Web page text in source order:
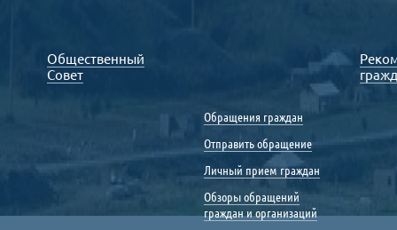
Общественный
Совет
Обращения граждан
Отправить обращение
Личный прием граждан
Обзоры обращений
граждан и организаций